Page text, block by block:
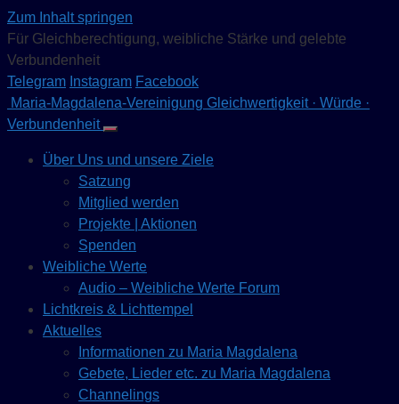
Zum Inhalt springen
Für Gleichberechtigung, weibliche Stärke und gelebte
Verbundenheit
Telegram Instagram Facebook
Maria-Magdalena-Vereinigung Gleichwertigkeit · Würde ·
Verbundenheit
Über Uns und unsere Ziele
Satzung
Mitglied werden
Projekte | Aktionen
Spenden
Weibliche Werte
Audio – Weibliche Werte Forum
Lichtkreis & Lichttempel
Aktuelles
Informationen zu Maria Magdalena
Gebete, Lieder etc. zu Maria Magdalena
Channelings